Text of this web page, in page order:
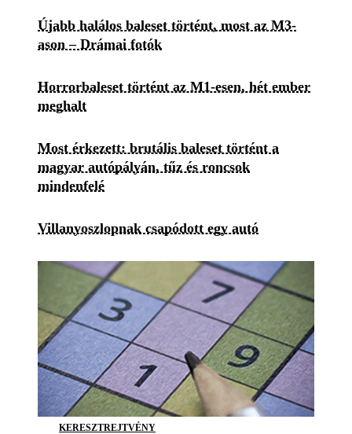
Újabb halálos baleset történt, most az M3-
ason – Drámai fotók
Horrorbaleset történt az M1-esen, hét ember
meghalt
Most érkezett: brutális baleset történt a
magyar autópályán, tűz és roncsok
mindenfelé
Villanyoszlopnak csapódott egy autó
KERESZTREJTVÉNY